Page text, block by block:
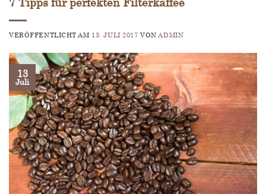
VERÖFFENTLICHT AM 13. JULI 2017 VONADMIN
13
Juli